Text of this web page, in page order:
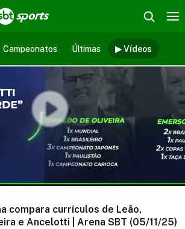
Campeonatos Últimas ▶ Vídeos
compara currículos de Leão,
e Ancelotti | Arena SBT (05/11/25)